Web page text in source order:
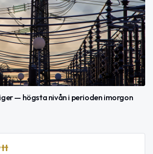
— högsta nivån i perioden imorgon